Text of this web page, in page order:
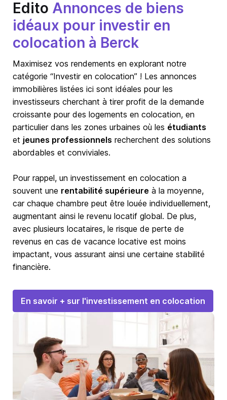
Edito Annonces de biens
idéaux pour investir en
colocation à Berck
Maximisez vos rendements en explorant notre
catégorie “Investir en colocation” ! Les annonces
immobilières listées ici sont idéales pour les
investisseurs cherchant à tirer profit de la demande
croissante pour des logements en colocation, en
particulier dans les zones urbaines où les étudiants
et jeunes professionnels recherchent des solutions
abordables et conviviales.
Pour rappel, un investissement en colocation a
souvent une rentabilité supérieure à la moyenne,
car chaque chambre peut être louée individuellement,
augmentant ainsi le revenu locatif global. De plus,
avec plusieurs locataires, le risque de perte de
revenus en cas de vacance locative est moins
impactant, vous assurant ainsi une certaine stabilité
financière.
En savoir + sur l'investissement en colocation